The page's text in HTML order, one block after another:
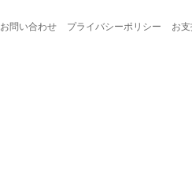
お問い合わせ プライバシーポリシー お